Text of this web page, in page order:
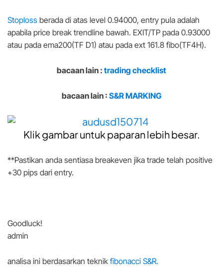
Stoploss berada di atas level 0.94000, entry pula adalah
apabila price break trendline bawah. EXIT/TP pada 0.93000
atau pada ema200(TF D1) atau pada ext 161.8 fibo(TF4H).
bacaan lain : trading checklist
bacaan lain : S&R MARKING
Klik gambar untuk paparan lebih besar.
**Pastikan anda sentiasa breakeven jika trade telah positive
+30 pips dari entry.
Goodluck!
admin
analisa ini berdasarkan teknik fibonacci S&R.